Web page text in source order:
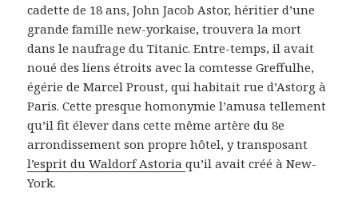
cadette de 18 ans, John Jacob Astor, héritier d’une
grande famille new-yorkaise, trouvera la mort
dans le naufrage du Titanic. Entre-temps, il avait
noué des liens étroits avec la comtesse Greffulhe,
égérie de Marcel Proust, qui habitait rue d’Astorg à
Paris. Cette presque homonymie l’amusa tellement
qu’il fit élever dans cette même artère du 8e
arrondissement son propre hôtel, y transposant
l’esprit du Waldorf Astoriaqu’il avait créé à New-
York.